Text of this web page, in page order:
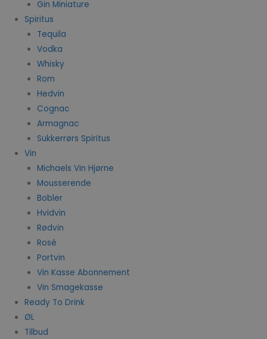
Gin Miniature
Spiritus
Tequila
Vodka
Whisky
Rom
Hedvin
Cognac
Armagnac
Sukkerrørs Spiritus
Vin
Michaels Vin Hjørne
Mousserende
Bobler
Hvidvin
Rødvin
Rosé
Portvin
Vin Kasse Abonnement
Vin Smagekasse
Ready To Drink
ØL
Tilbud